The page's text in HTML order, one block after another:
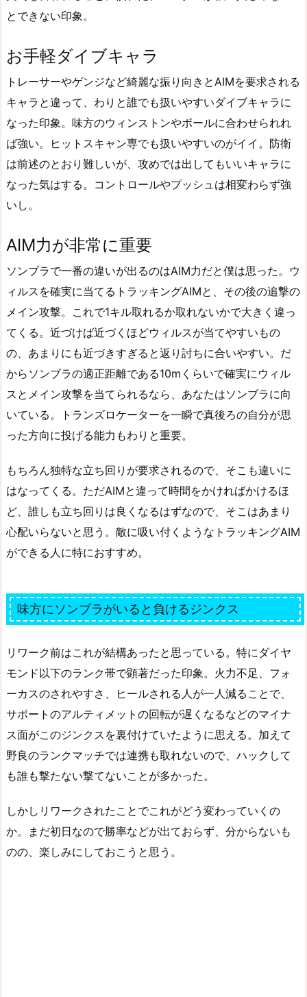
とできない印象。
お手軽ダイブキャラ
トレーサーやゲンジなど綺麗な振り向きとAIMを要求される
キャラと違って、わりと誰でも扱いやすいダイブキャラに
なった印象。味方のウィンストンやボールに合わせられれ
ば強い。ヒットスキャン専でも扱いやすいのがイイ。防衛
は前述のとおり難しいが、攻めでは出してもいいキャラに
なった気はする。コントロールやプッシュは相変わらず強
いし。
AIM力が非常に重要
ソンブラで一番の違いが出るのはAIM力だと僕は思った。ウ
ィルスを確実に当てるトラッキングAIMと、その後の追撃の
メイン攻撃。これで1キル取れるか取れないかで大きく違っ
てくる。近づけば近づくほどウィルスが当てやすいもの
の、あまりにも近づきすぎると返り討ちに合いやすい。だ
からソンブラの適正距離である10mくらいで確実にウィル
スとメイン攻撃を当てられるなら、あなたはソンブラに向
いている。トランズロケーターを一瞬で真後ろの自分が思
った方向に投げる能力もわりと重要。
もちろん独特な立ち回りが要求されるので、そこも違いに
はなってくる。ただAIMと違って時間をかければかけるほ
ど、誰しも立ち回りは良くなるはずなので、そこはあまり
心配いらないと思う。敵に吸い付くようなトラッキングAIM
ができる人に特におすすめ。
味方にソンブラがいると負けるジンクス
リワーク前はこれが結構あったと思っている。特にダイヤ
モンド以下のランク帯で顕著だった印象。火力不足、フォ
ーカスのされやすさ、ヒールされる人が一人減ることで、
サポートのアルティメットの回転が遅くなるなどのマイナ
ス面がこのジンクスを裏付けていたように思える。加えて
野良のランクマッチでは連携も取れないので、ハックして
も誰も撃たない撃てないことが多かった。
しかしリワークされたことでこれがどう変わっていくの
か。まだ初日なので勝率などが出ておらず、分からないも
のの、楽しみにしておこうと思う。